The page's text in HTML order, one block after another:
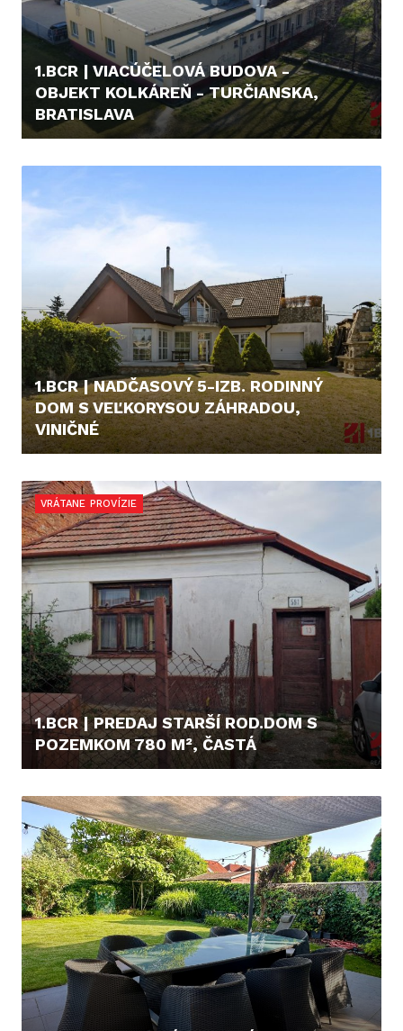
1.BCR | VIACÚČELOVÁ BUDOVA -
OBJEKT KOLKÁREŇ - TURČIANSKA,
BRATISLAVA
1.BCR | NADČASOVÝ 5-IZB. RODINNÝ
DOM S VEĽKORYSOU ZÁHRADOU,
VINIČNÉ
VRÁTANE PROVÍZIE
1.BCR | PREDAJ STARŠÍ ROD.DOM S
POZEMKOM 780 M², ČASTÁ